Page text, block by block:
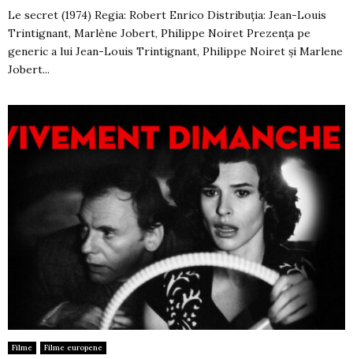
Le secret (1974) Regia: Robert Enrico Distribuția: Jean-Louis
Trintignant, Marlène Jobert, Philippe Noiret Prezența pe
generic a lui Jean-Louis Trintignant, Philippe Noiret și Marlene
Jobert...
Filme Filme europene